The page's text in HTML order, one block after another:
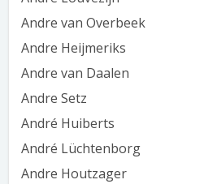
Andre van Overbeek
Andre Heijmeriks
Andre van Daalen
Andre Setz
André Huiberts
André Lüchtenborg
Andre Houtzager